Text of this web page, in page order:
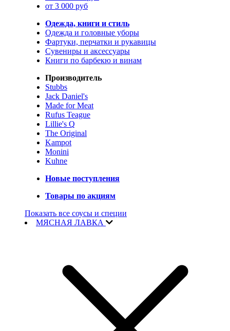
от 3 000 руб
Одежда, книги и стиль
Одежда и головные уборы
Фартуки, перчатки и рукавицы
Сувениры и аксессуары
Книги по барбекю и винам
Производитель
Stubbs
Jack Daniel's
Made for Meat
Rufus Teague
Lillie's Q
The Original
Kampot
Monini
Kuhne
Новые поступления
Товары по акциям
Показать все соусы и специи
МЯСНАЯ ЛАВКА